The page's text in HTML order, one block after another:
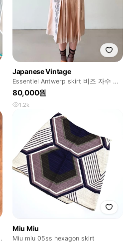
Japanese Vintage
Essentiel Antwerp skirt 비즈 자수 플
리츠 스커트
80,000원
1.2k
Miu Miu
Miu miu 05ss hexagon skirt